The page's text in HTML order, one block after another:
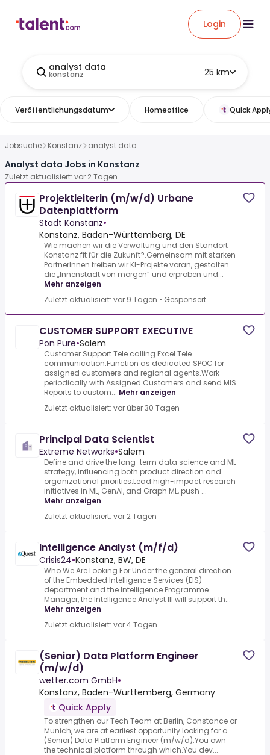
Login
analyst data
konstanz 25 km
Veröffentlichungsdatum Homeoffice Quick
Jobsuche Konstanz analyst data
Analyst data Jobs in Konstanz
Zuletzt aktualisiert: vor 2 Tagen
Projektleiterin (m/w/d) Urbane
Datenplattform
Stadt Konstanz•
Konstanz, Baden-Württemberg, DE
Wie machen wir die Verwaltung und den Standort
Konstanz fit für die Zukunft?.Gemeinsam mit starken
PartnerInnen treiben wir KI-Projekte voran, gestalten
die „Innenstadt von morgen“ und erproben und...
Mehr anzeigen
Zuletzt aktualisiert: vor 9 Tagen • Gesponsert
CUSTOMER SUPPORT EXECUTIVE
Pon Pure•Salem
Customer Support Tele calling Excel Tele
communication.Function as dedicated SPOC for
assigned customers and regional agents.Work
periodically with Assigned Customers and send MIS
Reports to custom... Mehr anzeigen
Zuletzt aktualisiert: vor über 30 Tagen
Principal Data Scientist
Extreme Networks•Salem
Define and drive the long-term data science and ML
strategy, influencing both product direction and
organizational priorities.Lead high-impact research
initiatives in ML, GenAI, and Graph ML, push ...
Mehr anzeigen
Zuletzt aktualisiert: vor 2 Tagen
Intelligence Analyst (m/f/d)
Crisis24•Konstanz, BW, DE
Who We Are Looking For Under the general direction
of the Embedded Intelligence Services (EIS)
department and the Intelligence Programme
Manager, the Intelligence Analyst III will support th...
Mehr anzeigen
Zuletzt aktualisiert: vor 4 Tagen
(Senior) Data Platform Engineer
(m/w/d)
wetter.com GmbH•
Konstanz, Baden-Württemberg, Germany
Quick Apply
To strengthen our Tech Team at Berlin, Constance or
Munich, we are at earliest opportunity looking for a
(Senior) Data Platform Engineer (m/w/d).You own
the technical platform through which.You dev...